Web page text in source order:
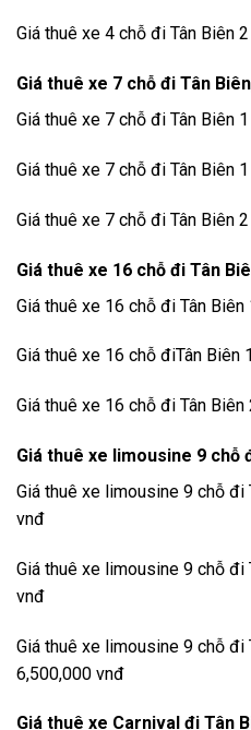
Giá thuê xe 4 chỗ đi Tân Biên
Giá thuê xe 7 chỗ đi Tân
Giá thuê xe 7 chỗ đi Tân Biên
Giá thuê xe 7 chỗ đi Tân Biên
Giá thuê xe 7 chỗ đi Tân Biên
Giá thuê xe 16 chỗ đi Tân
Giá thuê xe 16 chỗ đi Tân
Giá thuê xe 16 chỗ điTân Biên
Giá thuê xe 16 chỗ đi Tân
Giá thuê xe limousine 9 chỗ
Giá thuê xe limousine 9 chỗ đi
vnđ
Giá thuê xe limousine 9 chỗ đi
vnđ
Giá thuê xe limousine 9 chỗ đi
6,500,000 vnđ
Giá thuê xe Carnival đi Tân